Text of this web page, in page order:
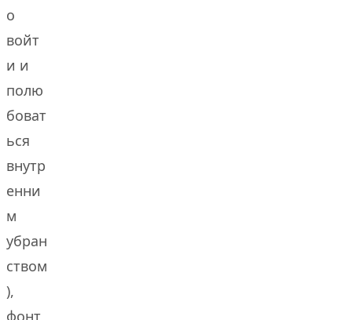
о
войт
и и
полю
боват
ься
внутр
енни
м
убран
ством
),
фонт